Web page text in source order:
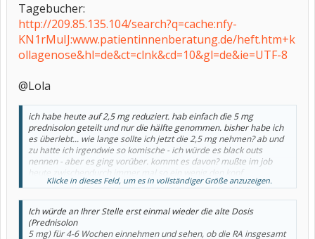
Tagebucher:
http://209.85.135.104/search?q=cache:nfy-
KN1rMuIJ:www.patientinnenberatung.de/heft.htm+k
ollagenose&hl=de&ct=clnk&cd=10&gl=de&ie=UTF-8
@Lola
ich habe heute auf 2,5 mg reduziert. hab einfach die 5 mg
prednisolon geteilt und nur die hälfte genommen. bisher habe ich
es überlebt... wie lange sollte ich jetzt die 2,5 mg nehmen? ab und
zu hatte ich irgendwie so komische - ich würde es black outs
nennen - aber es ging vorüber. kommt es davon? mußte im job
heute zwischendurch immer mal so ein wenig den kopf
schütteln..um klar zu denken und müde wurde ich..
Klicke in dieses Feld, um es in vollständiger Größe anzuzeigen.
Ich würde an Ihrer Stelle erst einmal wieder die alte Dosis
(Prednisolon
5 mg) für 4-6 Wochen einnehmen und sehen, ob die RA insgesamt